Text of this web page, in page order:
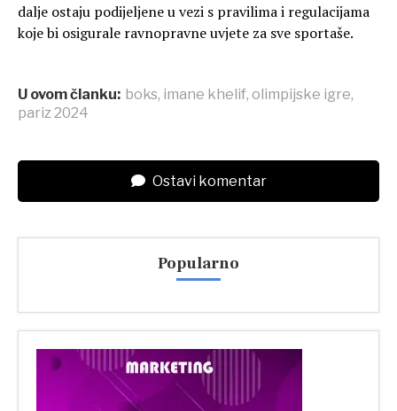
dalje ostaju podijeljene u vezi s pravilima i regulacijama
koje bi osigurale ravnopravne uvjete za sve sportaše.
U ovom članku: boks, imane khelif, olimpijske igre,
pariz 2024
Ostavi komentar
Popularno